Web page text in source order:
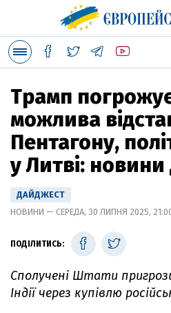
Трамп
можлива
Пентагону,
у Литві: новини
ДАЙДЖЕСТ
НОВИНИ — СЕРЕДА, 30 ЛИПНЯ 2025,
ПОДІЛИТИСЬ:
Сполучені Штати
Індії через купівлю